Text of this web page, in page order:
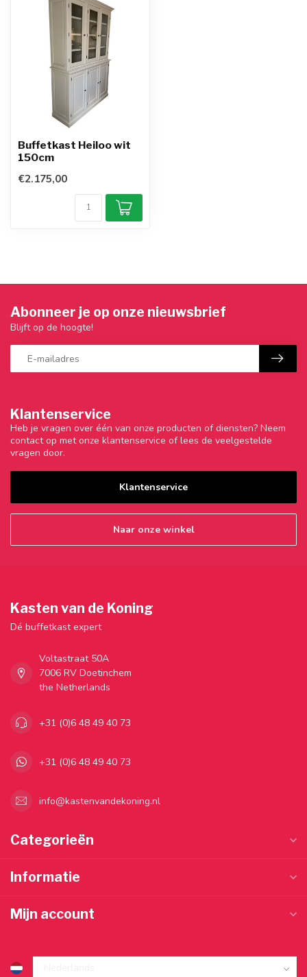
Buffetkast Heiloo wit
150cm
€2.175,00
Klantenservice
Heb je vragen over één van onze producten of diensten? Neem
contact op met onze klantenservice of lees de veelgestelde
vragen door.
Klantenservice
Naar onze winkel
Abonneer je op onze nieuwsbrief
Blijft op de hoogte!
Kasten van de Koning
Dé buffetkast expert
Voltastraat 50A
7006 RV Doetinchem
the Netherlands
+31 (0)6 48 49 40 73
+31 (0)6 48 49 40 73
info@kastenvandekoning.nl
Categorieën
Informatie
Mijn account